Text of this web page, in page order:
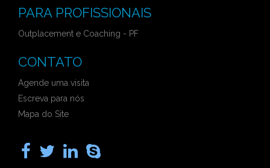
PARA PROFISSIONAIS
Outplacement e Coaching - PF
CONTATO
Agende uma visita
Escreva para nós
Mapa do Site